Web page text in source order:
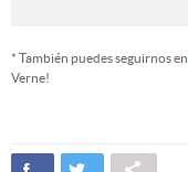
* También puedes seguirnos en
Verne!